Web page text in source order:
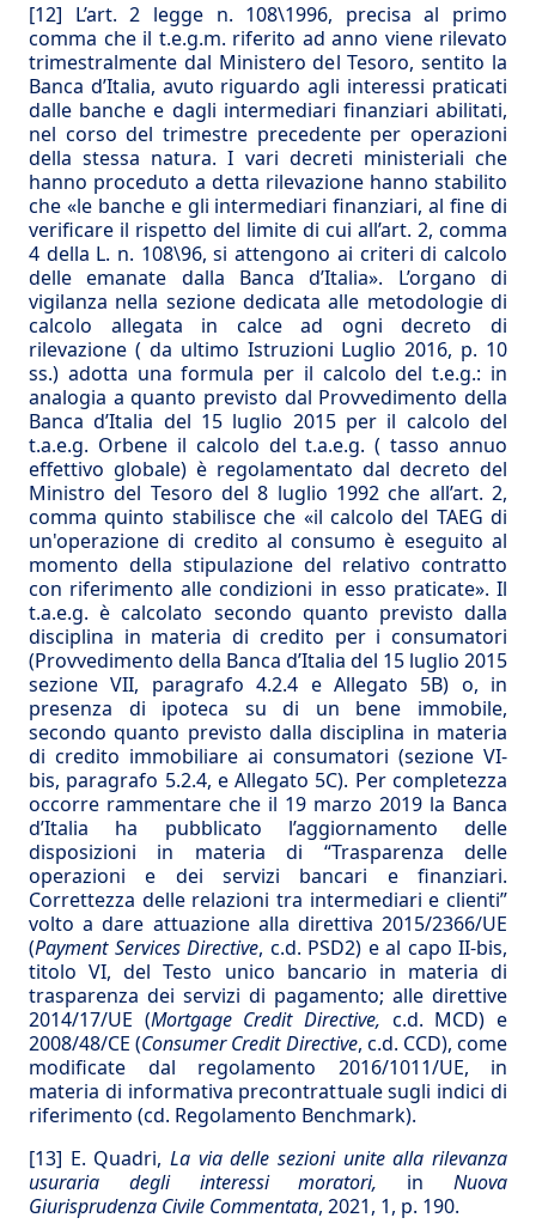
[12] L’art. 2 legge n. 108\1996, precisa al primo
comma che il t.e.g.m. riferito ad anno viene rilevato
trimestralmente dal Ministero del Tesoro, sentito la
Banca d’Italia, avuto riguardo agli interessi praticati
dalle banche e dagli intermediari finanziari abilitati,
nel corso del trimestre precedente per operazioni
della stessa natura. I vari decreti ministeriali che
hanno proceduto a detta rilevazione hanno stabilito
che «le banche e gli intermediari finanziari, al fine di
verificare il rispetto del limite di cui all’art. 2, comma
4 della L. n. 108\96, si attengono ai criteri di calcolo
delle emanate dalla Banca d’Italia». L’organo di
vigilanza nella sezione dedicata alle metodologie di
calcolo allegata in calce ad ogni decreto di
rilevazione ( da ultimo Istruzioni Luglio 2016, p. 10
ss.) adotta una formula per il calcolo del t.e.g.: in
analogia a quanto previsto dal Provvedimento della
Banca d’Italia del 15 luglio 2015 per il calcolo del
t.a.e.g. Orbene il calcolo del t.a.e.g. ( tasso annuo
effettivo globale) è regolamentato dal decreto del
Ministro del Tesoro del 8 luglio 1992 che all’art. 2,
comma quinto stabilisce che «il calcolo del TAEG di
un'operazione di credito al consumo è eseguito al
momento della stipulazione del relativo contratto
con riferimento alle condizioni in esso praticate». Il
t.a.e.g. è calcolato secondo quanto previsto dalla
disciplina in materia di credito per i consumatori
(Provvedimento della Banca d’Italia del 15 luglio 2015
sezione VII, paragrafo 4.2.4 e Allegato 5B) o, in
presenza di ipoteca su di un bene immobile,
secondo quanto previsto dalla disciplina in materia
di credito immobiliare ai consumatori (sezione VI-
bis, paragrafo 5.2.4, e Allegato 5C). Per completezza
occorre rammentare che il 19 marzo 2019 la Banca
d’Italia ha pubblicato l’aggiornamento delle
disposizioni in materia di “Trasparenza delle
operazioni e dei servizi bancari e finanziari.
Correttezza delle relazioni tra intermediari e clienti”
volto a dare attuazione alla direttiva 2015/2366/UE
(Payment Services Directive, c.d. PSD2) e al capo II-bis,
titolo VI, del Testo unico bancario in materia di
trasparenza dei servizi di pagamento; alle direttive
2014/17/UE (Mortgage Credit Directive, c.d. MCD) e
2008/48/CE (Consumer Credit Directive, c.d. CCD), come
modificate dal regolamento 2016/1011/UE, in
materia di informativa precontrattuale sugli indici di
riferimento (cd. Regolamento Benchmark).
[13] E. Quadri, La via delle sezioni unite alla rilevanza
usuraria degli interessi moratori, inNuova
Giurisprudenza Civile Commentata, 2021, 1, p. 190.